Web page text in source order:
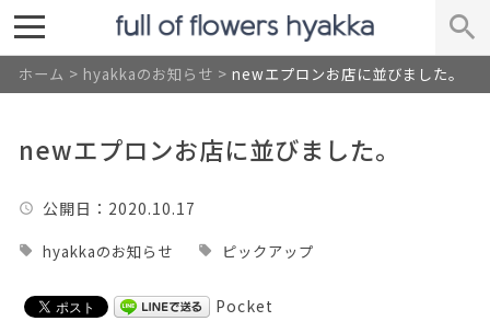
ホーム > hyakkaのお知らせ > newエプロンお店に並びました。
newエプロンお店に並びました。
公開日 ：2020.10.17
hyakkaのお知らせ ピックアップ
Pocket